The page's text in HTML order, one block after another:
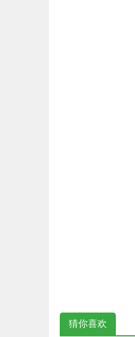
猜你喜欢